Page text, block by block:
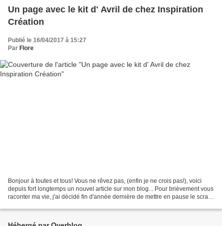
Un page avec le kit d' Avril de chez Inspiration
Création
Publié le 16/04/2017 à 15:27
Par Flore
Bonjour à toutes et tous! Vous ne rêvez pas, (enfin je ne crois pas!), voici
depuis fort longtemps un nouvel article sur mon blog... Pour brièvement vous
raconter ma vie, j'ai décidé fin d'année dernière de mettre en pause le scrap,